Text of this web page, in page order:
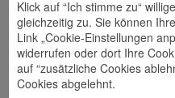
🎁 Kunden
Klick auf “Ich stimme zu“
gleichzeitig zu. Sie können
Link „Cookie-Einstellungen
widerrufen oder dort Ihre
auf “zusätzliche Cookies
Cookies abgelehnt.